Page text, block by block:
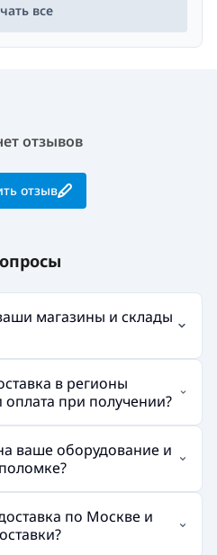
все
отзывов
отзыв
магазины и склады
в регионы
при получении?
ваше оборудование и
по Москве и